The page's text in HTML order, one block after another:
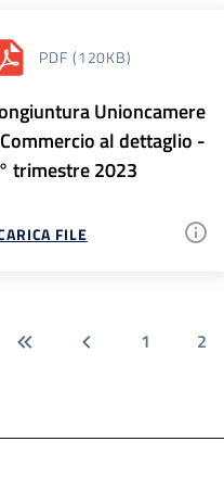
PDF (120KB)
Unioncamere
al dettaglio -
trimestre 2023
FILE
1 2